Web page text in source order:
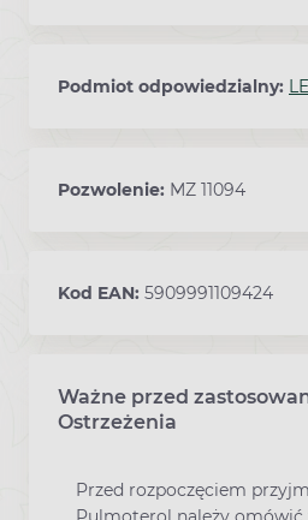
Podmiot odpowiedzialny:
Pozwolenie: MZ 11094
Kod EAN: 5909991109424
Ważne przed
Ostrzeżenia
Przed rozpoczęciem